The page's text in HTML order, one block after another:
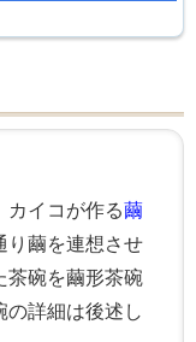
カイコが作る繭
り繭を連想させ
茶碗を繭形茶碗
詳細は後述し